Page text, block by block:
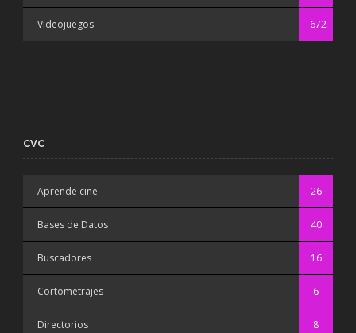
Videojuegos 672
CVC
Aprende cine 26
Bases de Datos 40
Buscadores 16
Cortometrajes 6
Directorios 8